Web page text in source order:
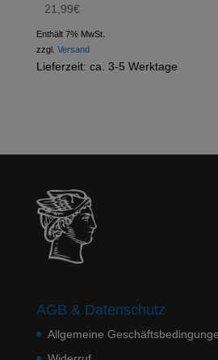
21,99€
Enthält 7% MwSt.
zzgl. Versand
Lieferzeit: ca. 3-5 Werktage
AGB & Datenschutz
Allgemeine